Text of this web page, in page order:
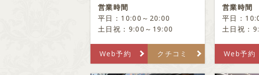
営業時間
平日：10:00～20:00
土日祝：9:00～19:00
Web予約 クチコミ
営業時間
平日：
土日祝：
Web予約